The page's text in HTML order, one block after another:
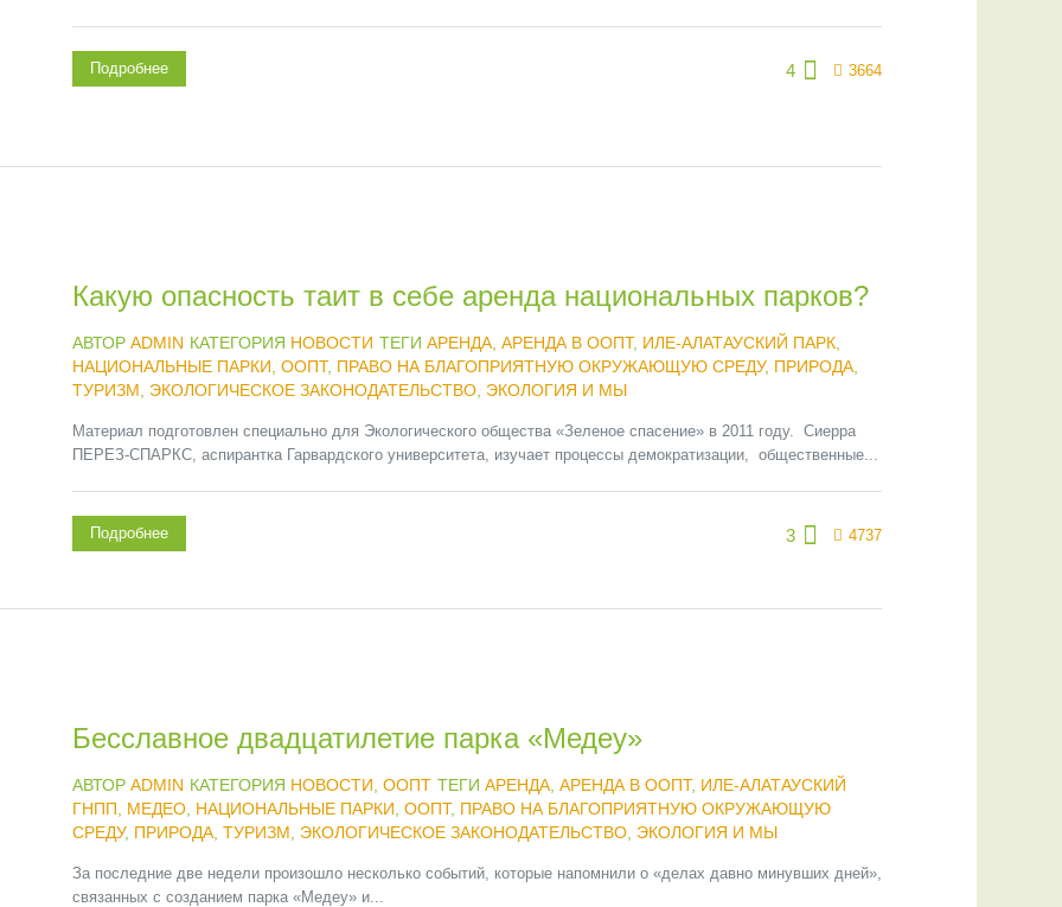
4 3664
Подробнее
Какую опасность таит в себе аренда национальных парков?
АВТОР ADMIN КАТЕГОРИЯ НОВОСТИ ТЕГИ АРЕНДА, АРЕНДА В ООПТ, ИЛЕ-АЛАТАУСКИЙ ПАРК,
НАЦИОНАЛЬНЫЕ ПАРКИ ООПТ, ПРАВО НА БЛАГОПРИЯТНУЮ ОКРУЖАЮЩУЮ СРЕДУ, ПРИРОДА,
ТУРИЗМ
ЭКОЛОГИЧЕСКОЕ ЗАКОНОДАТЕЛЬСТВО, ЭКОЛОГИЯ И МЫ
Материал подготовлен специально для Экологического общества «Зеленое спасение» в 2011 году. Сиерра
ПЕРЕЗ-СПАРКС, аспирантка Гарвардского университета, изучает процессы демократизации, общественные...
3 4737
Подробнее
Бесславное двадцатилетие парка «Медеу»
АВТОР ADMIN КАТЕГОРИЯ НОВОСТИ ООПТ ТЕГИ АРЕНДА, АРЕНДА В ООПТ, ИЛЕ-АЛАТАУСКИЙ
ГНПП
МЕДЕО, НАЦИОНАЛЬНЫЕ ПАРКИ ООПТ, ПРАВО НА БЛАГОПРИЯТНУЮ ОКРУЖАЮЩУЮ
СРЕДУ, ПРИРОДА, ТУРИЗМ ЭКОЛОГИЧЕСКОЕ ЗАКОНОДАТЕЛЬСТВО, ЭКОЛОГИЯ И МЫ
За последние две недели произошло несколько событий, которые напомнили о «делах давно минувших дней»,
связанных с созданием парка «Медеу» и...